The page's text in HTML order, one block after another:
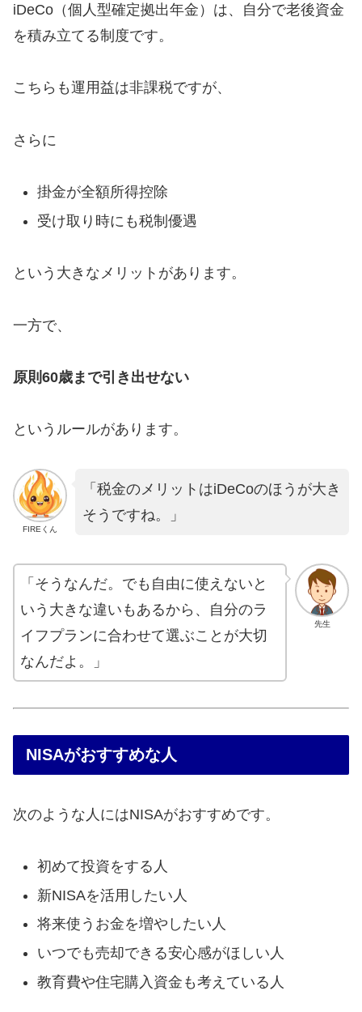
iDeCo（個人型確定拠出年金）は、自分で老後資金
を積み立てる制度です。
こちらも運用益は非課税ですが、
さらに
掛金が全額所得控除
受け取り時にも税制優遇
という大きなメリットがあります。
一方で、
原則60歳まで引き出せない
というルールがあります。
FIREくん
「税金のメリットはiDeCoのほうが大き
そうですね。」
先生
「そうなんだ。でも自由に使えないと
いう大きな違いもあるから、自分のラ
イフプランに合わせて選ぶことが大切
なんだよ。」
NISAがおすすめな人
次のような人にはNISAがおすすめです。
初めて投資をする人
新NISAを活用したい人
将来使うお金を増やしたい人
いつでも売却できる安心感がほしい人
教育費や住宅購入資金も考えている人